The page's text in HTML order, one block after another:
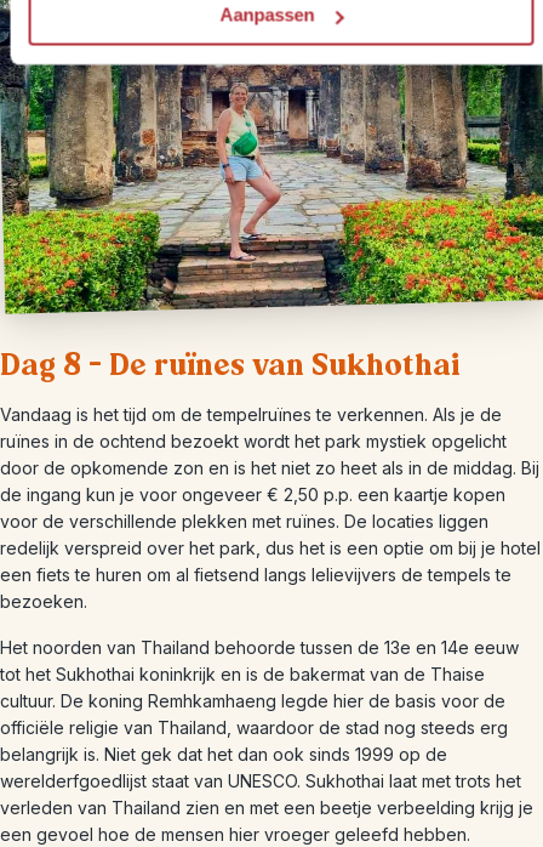
Aanpassen
Dag 8 – De ruïnes van Sukhothai
Vandaag is het tijd om de tempelruïnes te verkennen. Als je de
ruïnes in de ochtend bezoekt wordt het park mystiek opgelicht
door de opkomende zon en is het niet zo heet als in de middag. Bij
de ingang kun je voor ongeveer € 2,50 p.p. een kaartje kopen
voor de verschillende plekken met ruïnes. De locaties liggen
redelijk verspreid over het park, dus het is een optie om bij je hotel
een fiets te huren om al fietsend langs lelievijvers de tempels te
bezoeken.
Het noorden van Thailand behoorde tussen de 13e en 14e eeuw
tot het Sukhothai koninkrijk en is de bakermat van de Thaise
cultuur. De koning Remhkamhaeng legde hier de basis voor de
officiële religie van Thailand, waardoor de stad nog steeds erg
belangrijk is. Niet gek dat het dan ook sinds 1999 op de
werelderfgoedlijst staat van UNESCO. Sukhothai laat met trots het
verleden van Thailand zien en met een beetje verbeelding krijg je
een gevoel hoe de mensen hier vroeger geleefd hebben.